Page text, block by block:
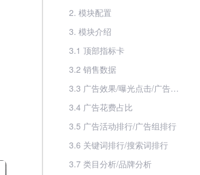
2. 模块配置
3. 模块介绍
3.1 顶部指标卡
3.2 销售数据
3.3 广告效果/曝光点击/广告转化
3.4 广告花费占比
3.5 广告活动排行/广告组排行
3.6 关键词排行/搜索词排行
3.7 类目分析/品牌分析